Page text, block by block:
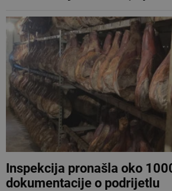
Inspekcija pronašla oko
dokumentacije o podrijetlu